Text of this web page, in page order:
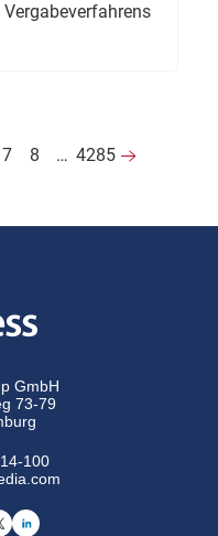
7 8 … 4285
GmbH
73-79
100